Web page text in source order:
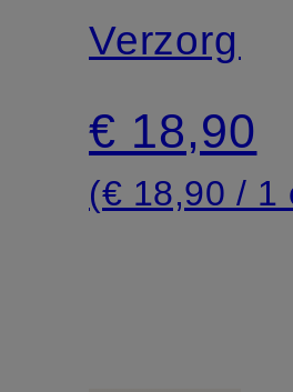
OF
SAKURA
€ 18,90
(€ 18,90 / 1